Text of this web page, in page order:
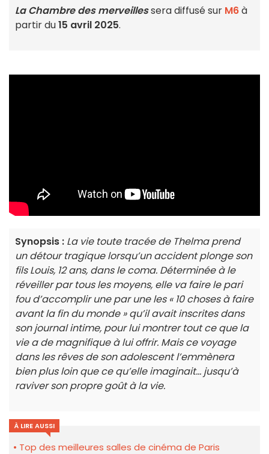
La Chambre des merveillessera diffusé sur M6à
partir du15 avril 2025.
Synopsis : La vie toute tracée de Thelma prend
un détour tragique lorsqu’un accident plonge son
fils Louis, 12 ans, dans le coma. Déterminée à le
réveiller par tous les moyens, elle va faire le pari
fou d’accomplir une par une les « 10 choses à faire
avant la fin du monde » qu’il avait inscrites dans
son journal intime, pour lui montrer tout ce que la
vie a de magnifique à lui offrir. Mais ce voyage
dans les rêves de son adolescent l’emmènera
bien plus loin que ce qu’elle imaginait... jusqu’à
raviver son propre goût à la vie.
À LIRE AUSSI
Top des meilleures salles de cinéma de Paris